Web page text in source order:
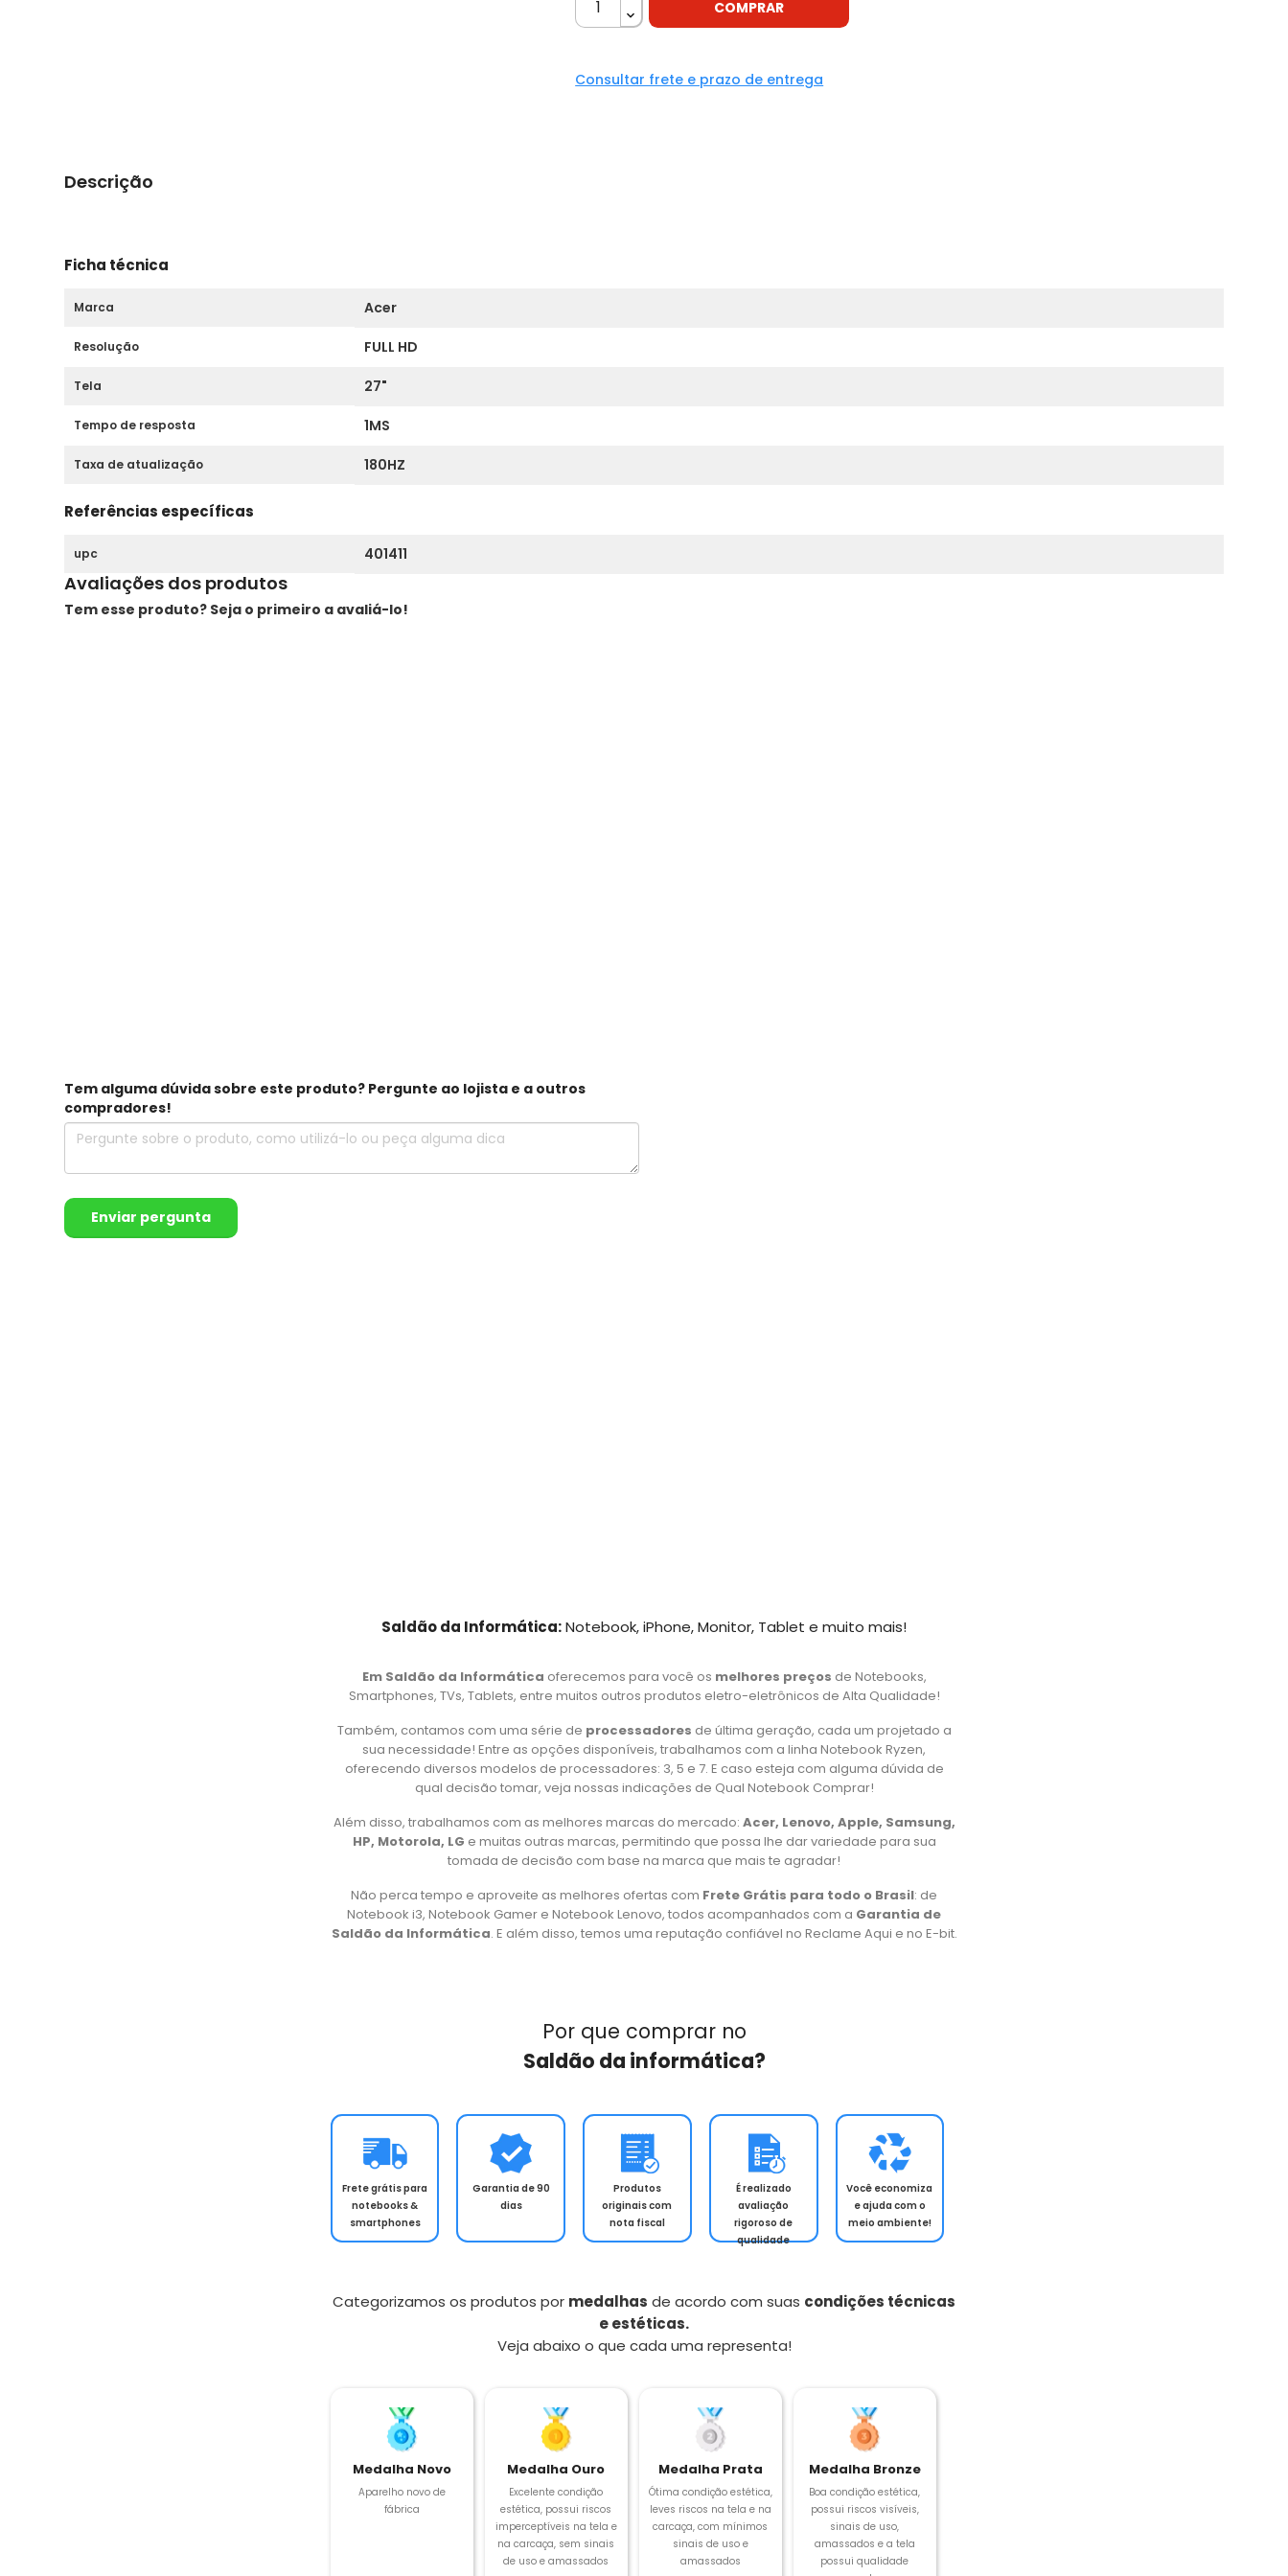
COMPRAR
Consultar frete e prazo de entrega
Descrição
Ficha técnica
Marca Acer
Resolução FULL HD
Tela 27"
Tempo de resposta 1MS
Taxa de atualização 180HZ
Referências específicas
upc 401411
Avaliações dos produtos
Tem esse produto? Seja o primeiro a avaliá-lo!
Tem alguma dúvida sobre este produto? Pergunte ao lojista e a outros
compradores!
Enviar pergunta
Saldão da Informática:Notebook, iPhone, Monitor, Tablet e muito mais!
Em Saldão da Informática oferecemos para você os melhores preços de Notebooks,
Smartphones, TVs, Tablets, entre muitos outros produtos eletro-eletrônicos de Alta Qualidade!
Também, contamos com uma série de processadores de última geração, cada um projetado a
sua necessidade! Entre as opções disponíveis, trabalhamos com a linha Notebook Ryzen,
oferecendo diversos modelos de processadores: 3, 5 e 7. E caso esteja com alguma dúvida de
qual decisão tomar, veja nossas indicações de Qual Notebook Comprar!
Além disso, trabalhamos com as melhores marcas do mercado: Acer, Lenovo, Apple, Samsung,
HP, Motorola, LG e muitas outras marcas, permitindo que possa lhe dar variedade para sua
tomada de decisão com base na marca que mais te agradar!
Não perca tempo e aproveite as melhores ofertas com Frete Grátis para todo o Brasil: de
Notebook i3, Notebook Gamer e Notebook Lenovo, todos acompanhados com a Garantia de
Saldão da Informática. E além disso, temos uma reputação confiável no Reclame Aqui e no E-bit.
Por que comprar no
Saldão da informática?
Frete grátis para
notebooks &
smartphones
Garantia de 90
dias
Produtos
originais com
nota fiscal
É realizado
avaliação
rigoroso de
qualidade
Você economiza
e ajuda com o
meio ambiente!
Categorizamos os produtos por medalhas de acordo com suas condições técnicas
e estéticas.
Veja abaixo o que cada uma representa!
Medalha Novo
Aparelho novo de
fábrica
Medalha Ouro
Excelente condição
estética, possui riscos
imperceptíveis na tela e
na carcaça, sem sinais
de uso e amassados
Medalha Prata
Ótima condição estética,
leves riscos na tela e na
carcaça, com mínimos
sinais de uso e
amassados
Medalha Bronze
Boa condição estética,
possui riscos visíveis,
sinais de uso,
amassados e a tela
possui qualidade